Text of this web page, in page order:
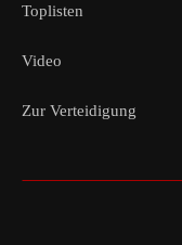
Toplisten
Video
Zur Verteidigung